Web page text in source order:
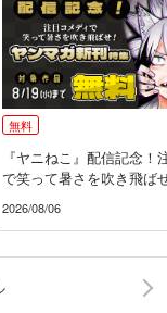
無料
『ヤニねこ』配信記念！
で笑って暑さを吹き飛ば
2026/08/06